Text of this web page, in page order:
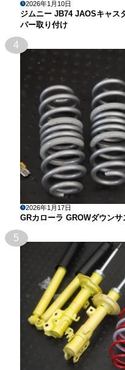
2026年1月10日
ジムニー JB74 JAOSキャス
パー取り付け
4
2026年1月17日
GRカローラ GROWダウン
5